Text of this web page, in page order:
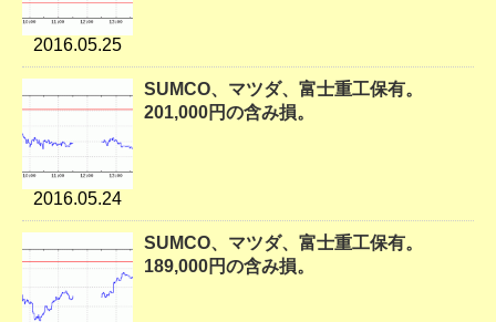
2016.05.25
2016.05.24
SUMCO、マツダ、富士重工保有。
201,000円の含み損。
SUMCO、マツダ、富士重工保有。
189,000円の含み損。